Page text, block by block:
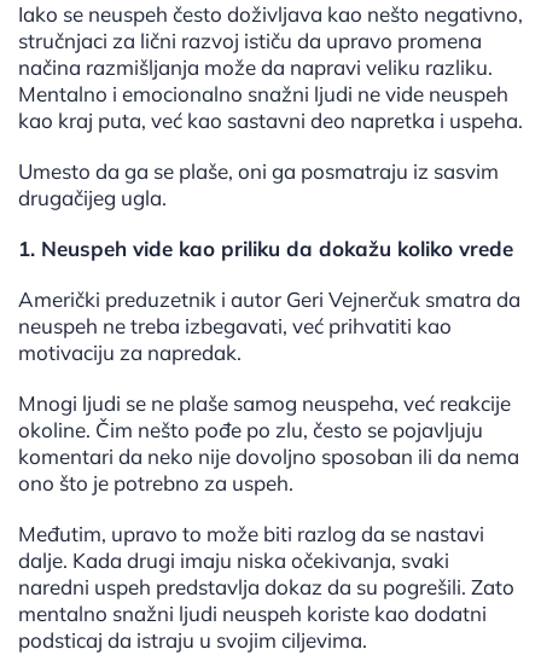
Iako se neuspeh često doživljava kao nešto negativno,
stručnjaci za lični razvoj ističu da upravo promena
načina razmišljanja može da napravi veliku razliku.
Mentalno i emocionalno snažni ljudi ne vide neuspeh
kao kraj puta, već kao sastavni deo napretka i uspeha.
Umesto da ga se plaše, oni ga posmatraju iz sasvim
drugačijeg ugla.
1. Neuspeh vide kao priliku da dokažu koliko vrede
Američki preduzetnik i autor Geri Vejnerčuk smatra da
neuspeh ne treba izbegavati, već prihvatiti kao
motivaciju za napredak.
Mnogi ljudi se ne plaše samog neuspeha, već reakcije
okoline. Čim nešto pođe po zlu, često se pojavljuju
komentari da neko nije dovoljno sposoban ili da nema
ono što je potrebno za uspeh.
Međutim, upravo to može biti razlog da se nastavi
dalje. Kada drugi imaju niska očekivanja, svaki
naredni uspeh predstavlja dokaz da su pogrešili. Zato
mentalno snažni ljudi neuspeh koriste kao dodatni
podsticaj da istraju u svojim ciljevima.